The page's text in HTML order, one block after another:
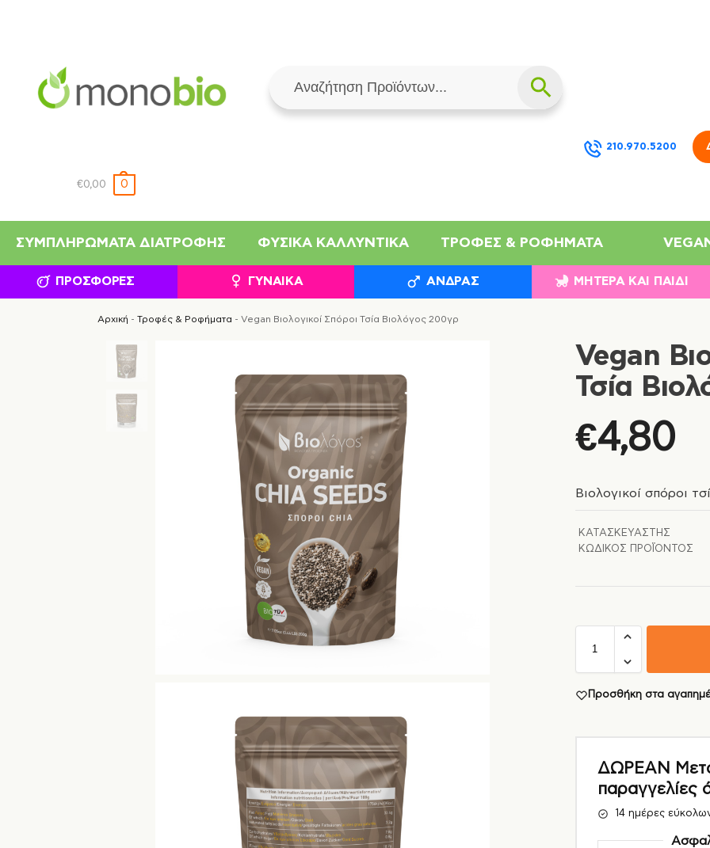
210.970.5200
€0,00 0
ΣΥΜΠΛΗΡΏΜΑΤΑ ΔΙΑΤΡΟΦΉΣ ΦΥΣΙΚΆ ΚΑΛΛΥΝΤΙΚΆ ΤΡΟΦΈΣ & ΡΟΦΉΜΑΤΑ
ΠΡΟΣΦΟΡΈΣ ΓΥΝΑΊΚΑ ΆΝΔΡΑΣ ΜΗΤΈΡΑ ΚΑΙ ΠΑΙΔΊ
Αρχική - Τροφές & Ροφήματα - Vegan Βιολογικοί Σπόροι Τσία Βιολόγος 200γρ
Vegan
Τσία
€4,80
Βιολογικοί σπόροι
ΚΑΤΑΣΚΕΥΑΣΤΉΣ
ΚΩΔΙΚΌΣ ΠΡΟΪΌΝΤΟΣ
Προσθήκη στα
ΔΩΡΕΑΝ
παραγγελίες
14 ημέρες